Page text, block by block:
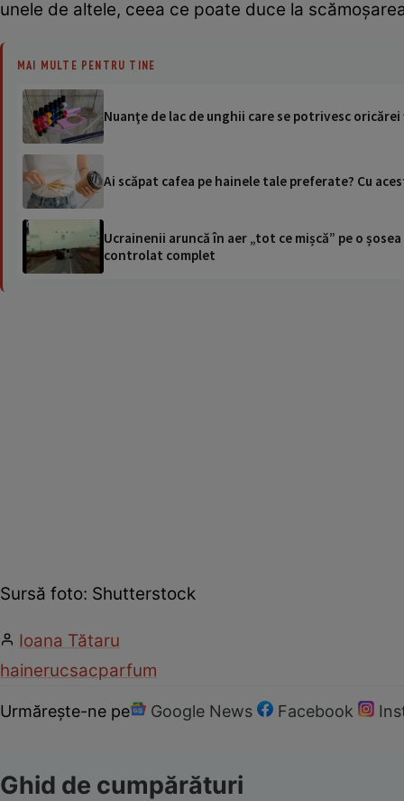
unele de altele, ceea ce poate duce la
MAI MULTE PENTRU TINE
Nuanţe de lac de unghii care se potrivesc
Ai scăpat cafea pe hainele tale preferate? Cu
Ucrainenii aruncă în aer „tot ce mișcă” pe o
controlat complet
Sursă foto: Shutterstock
Ioana Tătaru
hainerucsacparfum
Urmărește-ne pe Google News Facebook
Ghid de cumpărături